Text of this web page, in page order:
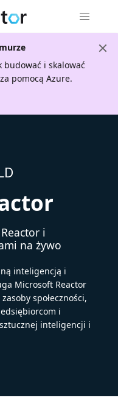
budować i skalować
pomocą Azure.
i
na żywo
inteligencją i
Microsoft Reactor
społeczności,
i
inteligencji i